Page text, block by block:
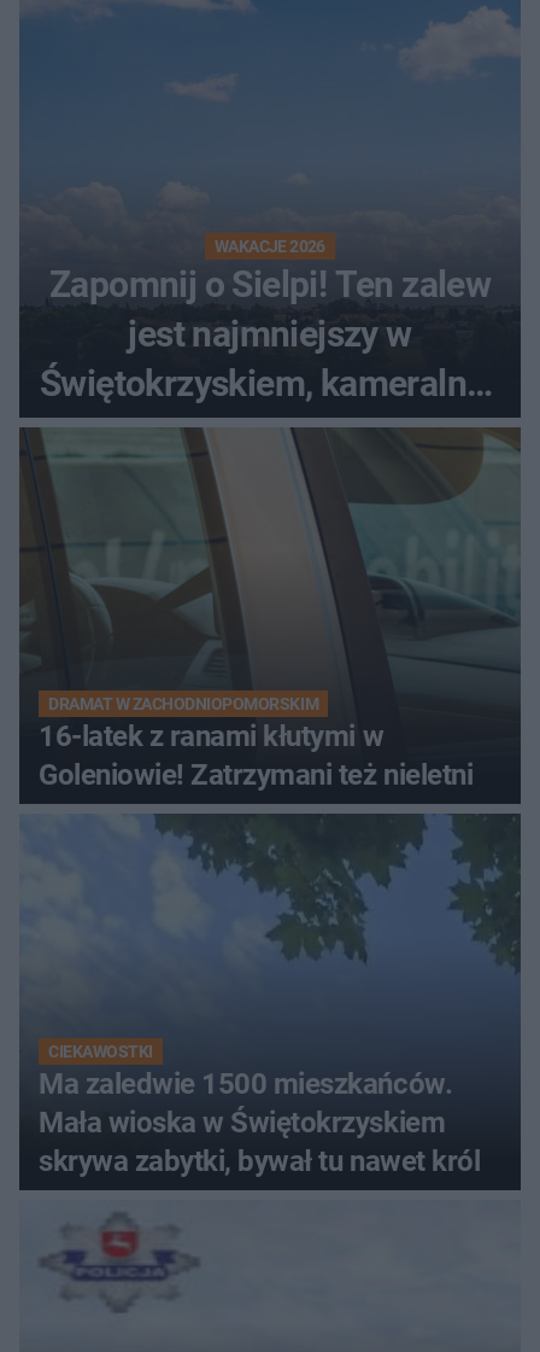
WAKACJE 2026
Zapomnij o Sielpi! Ten zalew
jest najmniejszy w
Świętokrzyskiem, kameralny i
bez tłumów
DRAMAT W ZACHODNIOPOMORSKIM
16-latek z ranami kłutymi w
Goleniowie! Zatrzymani też nieletni
CIEKAWOSTKI
Ma zaledwie 1500 mieszkańców.
Mała wioska w Świętokrzyskiem
skrywa zabytki, bywał tu nawet król